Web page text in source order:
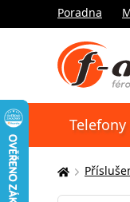
Poradna
Telefony
Zde
se